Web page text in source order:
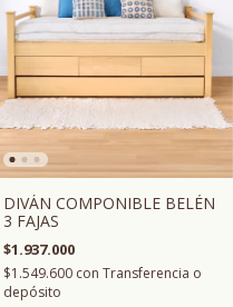
DIVÁN COMPONIBLE BELÉN
3 FAJAS
$1.937.000
$1.549.600 con Transferencia o
depósito